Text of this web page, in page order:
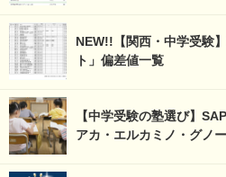
NEW!!【関西・中学受験
ト」偏差値一覧
【中学受験の塾選び】
アカ・エルカミノ・グノ